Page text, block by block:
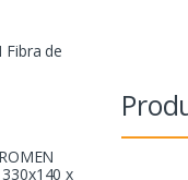
Fibra de
x